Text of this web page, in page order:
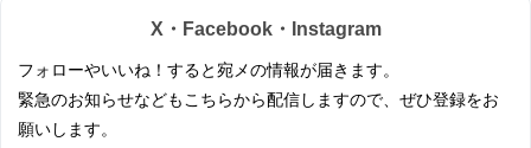
X・Facebook・Instagram
フォローやいいね！すると宛メの情報が届きます。
緊急のお知らせなどもこちらから配信しますので、ぜひ登録をお
願いします。